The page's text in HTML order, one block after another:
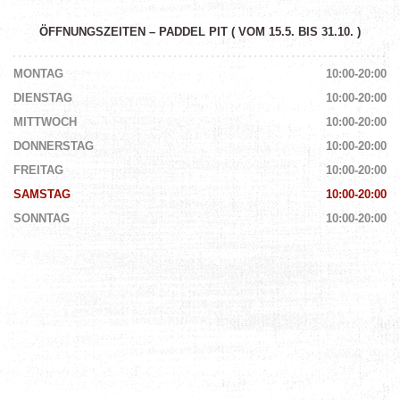
ÖFFNUNGSZEITEN – PADDEL PIT ( VOM 15.5. BIS 31.10. )
MONTAG
10:00-20:00
DIENSTAG
10:00-20:00
MITTWOCH
10:00-20:00
DONNERSTAG
10:00-20:00
FREITAG
10:00-20:00
SAMSTAG
10:00-20:00
SONNTAG
10:00-20:00